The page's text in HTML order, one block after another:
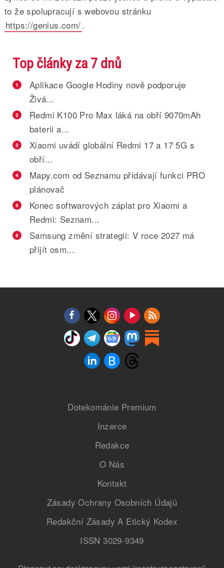
to že spolupracují s webovou stránku
https://genius.com/.
Top články za 7 dnů
1
Aplikace Google Hodiny nově podporuje
Živá...
2
Redmi K100 Pro Max láká na obří 9070mAh
baterii a...
3
Xiaomi uvádí globální Redmi 17 a 17 5G s
obří...
4
Mapy.com od Seznamu přidávají funkci PRO
plánovač
5
Konec softwarových záplat pro Xiaomi a
Redmi: Seznam...
6
Samsung změní strategii: V roce 2027 má
přijít osm...
Dotekománie Premium
Inzerce
Redakce
O Nás
Kontakt
Zásady Ochrany Osobních Údajů
Redakční Zásady A Etický Kodex
ISSN 3029-9349